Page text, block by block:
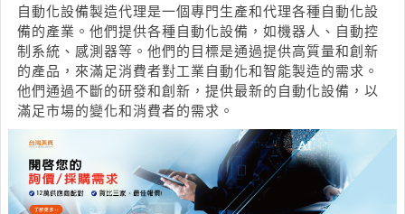
自動化設備製造代理是一個專門生產和代理各種自動化設
備的產業。他們提供各種自動化設備，如機器人、自動控
制系統、感測器等。他們的目標是通過提供高質量和創新
的產品，來滿足消費者對工業自動化和智能製造的需求。
他們通過不斷的研發和創新，提供最新的自動化設備，以
滿足市場的變化和消費者的需求。